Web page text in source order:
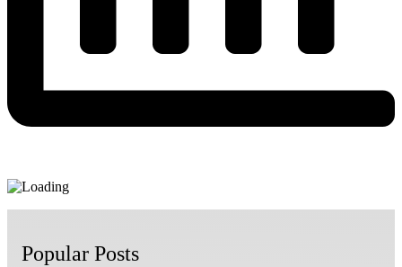
Popular Posts